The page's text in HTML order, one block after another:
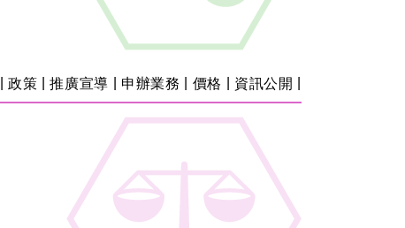
政策 |推廣宣導 申辦業務 價格 資訊公開